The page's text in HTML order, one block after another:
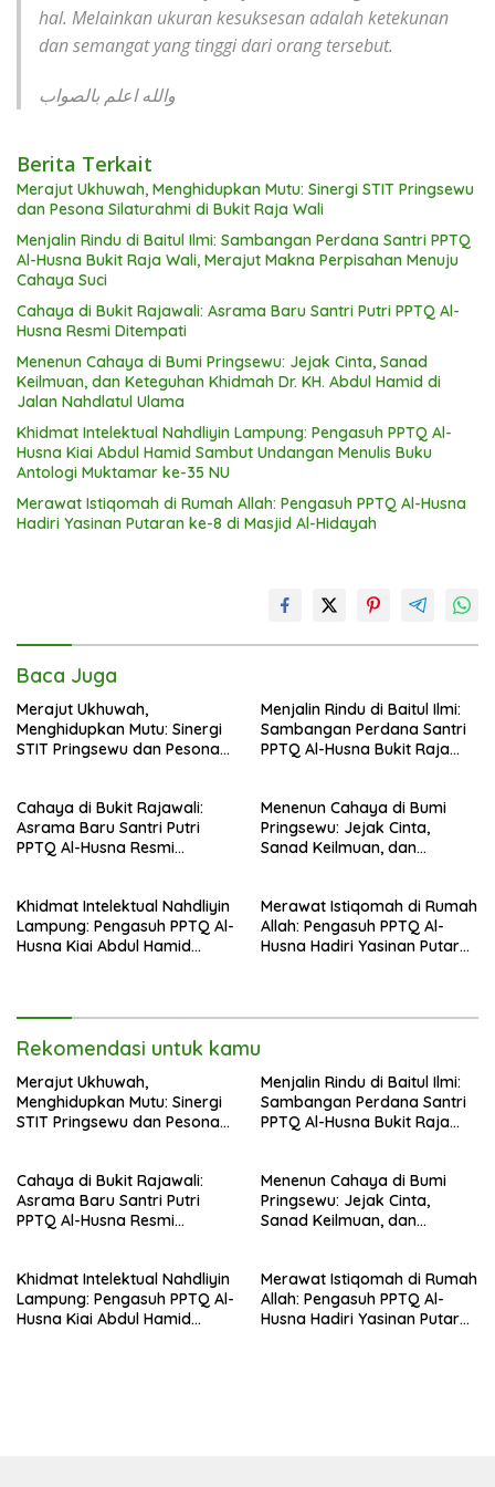
hal. Melainkan ukuran kesuksesan adalah ketekunan
dan semangat yang tinggi dari orang tersebut.
والله اعلم بالصواب
Berita Terkait
Merajut Ukhuwah, Menghidupkan Mutu: Sinergi STIT Pringsewu
dan Pesona Silaturahmi di Bukit Raja Wali
Menjalin Rindu di Baitul Ilmi: Sambangan Perdana Santri PPTQ
Al-Husna Bukit Raja Wali, Merajut Makna Perpisahan Menuju
Cahaya Suci
Cahaya di Bukit Rajawali: Asrama Baru Santri Putri PPTQ Al-
Husna Resmi Ditempati
Menenun Cahaya di Bumi Pringsewu: Jejak Cinta, Sanad
Keilmuan, dan Keteguhan Khidmah Dr. KH. Abdul Hamid di
Jalan Nahdlatul Ulama
Khidmat Intelektual Nahdliyin Lampung: Pengasuh PPTQ Al-
Husna Kiai Abdul Hamid Sambut Undangan Menulis Buku
Antologi Muktamar ke-35 NU
Merawat Istiqomah di Rumah Allah: Pengasuh PPTQ Al-Husna
Hadiri Yasinan Putaran ke-8 di Masjid Al-Hidayah
Baca Juga
Merajut Ukhuwah,
Menghidupkan Mutu: Sinergi
STIT Pringsewu dan Pesona
Menjalin Rindu di Baitul Ilmi:
Sambangan Perdana Santri
PPTQ Al-Husna Bukit Raja
Suci
Cahaya di Bukit Rajawali:
Asrama Baru Santri Putri
PPTQ Al-Husna Resmi
Menenun Cahaya di Bumi
Pringsewu: Jejak Cinta,
Sanad Keilmuan, dan
Nahdlatul Ulama
Khidmat Intelektual Nahdliyin
Lampung: Pengasuh PPTQ Al-
Husna Kiai Abdul Hamid
Merawat Istiqomah di Rumah
Allah: Pengasuh PPTQ Al-
Husna Hadiri Yasinan Putaran
Rekomendasi untuk kamu
Merajut Ukhuwah,
Menghidupkan Mutu: Sinergi
STIT Pringsewu dan Pesona
Menjalin Rindu di Baitul Ilmi:
Sambangan Perdana Santri
PPTQ Al-Husna Bukit Raja
Suci
Cahaya di Bukit Rajawali:
Asrama Baru Santri Putri
PPTQ Al-Husna Resmi
Menenun Cahaya di Bumi
Pringsewu: Jejak Cinta,
Sanad Keilmuan, dan
Nahdlatul Ulama
Khidmat Intelektual Nahdliyin
Lampung: Pengasuh PPTQ Al-
Husna Kiai Abdul Hamid
Merawat Istiqomah di Rumah
Allah: Pengasuh PPTQ Al-
Husna Hadiri Yasinan Putaran